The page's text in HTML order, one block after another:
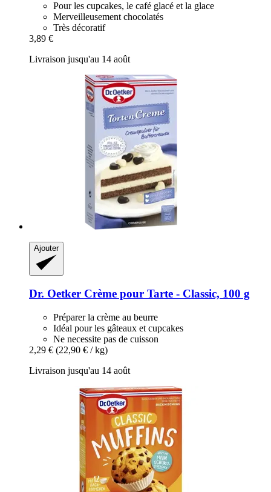
Pour les cupcakes, le café glacé et la glace
Merveilleusement chocolatés
Très décoratif
3,89 €
Livraison jusqu'au 14 août
Ajouter
Dr. Oetker Crème pour Tarte -​ Classic, 100 g
Préparer la crème au beurre
Idéal pour les gâteaux et cupcakes
Ne necessite pas de cuisson
2,29 € (22,90 € / kg)
Livraison jusqu'au 14 août